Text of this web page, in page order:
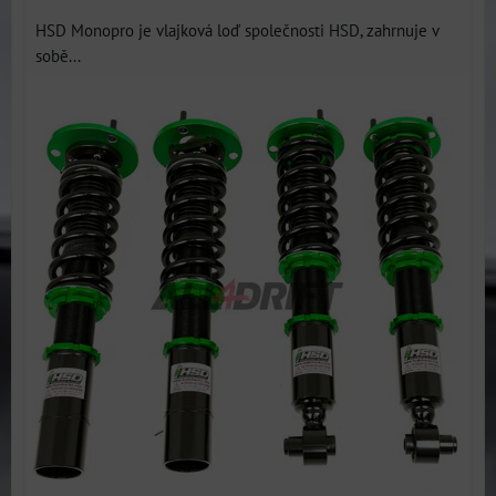
HSD Monopro je vlajková loď společnosti HSD, zahrnuje v
sobě...